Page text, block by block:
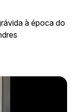
à época do